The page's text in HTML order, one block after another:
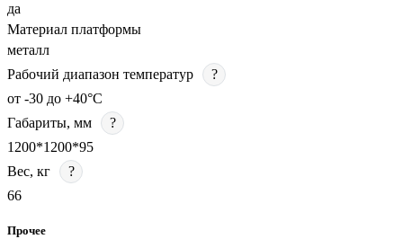
да
Материал платформы
металл
Рабочий диапазон температур
?
от -30 до +40°С
Габариты, мм
?
1200*1200*95
Вес, кг
?
66
Прочее